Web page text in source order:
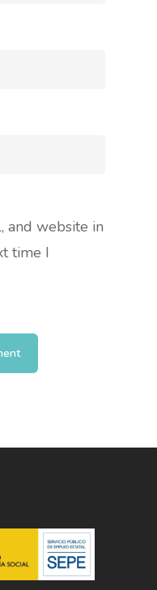
and website in
time I